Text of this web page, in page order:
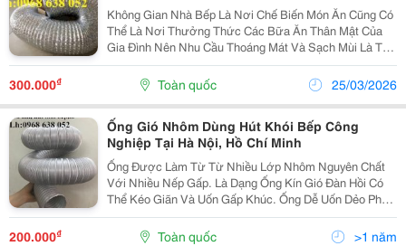
Không Gian Nhà Bếp Là Nơi Chế Biến Món Ăn Cũng Có
Thể Là Nơi Thưởng Thức Các Bữa Ăn Thân Mật Của
Gia Đình Nên Nhu Cầu Thoáng Mát Và Sạch Mùi Là Tất
Yếu. Để Có Một Không Gian Bếp Thông Thoáng
&Ndash; Không Có Mùi Của Thức Ăn/Dầu Mỡ Thì Bạn
Phải Lắp...
300.000₫ Toàn quốc 25/03/2026
Ống Gió Nhôm Dùng Hút Khói Bếp Công
Nghiệp Tại Hà Nội, Hồ Chí Minh
Ống Được Làm Từ Từ Nhiều Lớp Nhôm Nguyên Chất
Với Nhiều Nếp Gấp. Là Dạng Ống Kín Gió Đàn Hồi Có
Thể Kéo Giãn Và Uốn Gấp Khúc. Ống Dễ Uốn Dẻo Phù
Hợp Với Các Hệ Thống Thông Thoáng Cho Nhà Bếp,
Nhà Hàng Lẩu Nướng, Phòng Tắm, Nhà...
200.000₫ Toàn quốc >1 năm